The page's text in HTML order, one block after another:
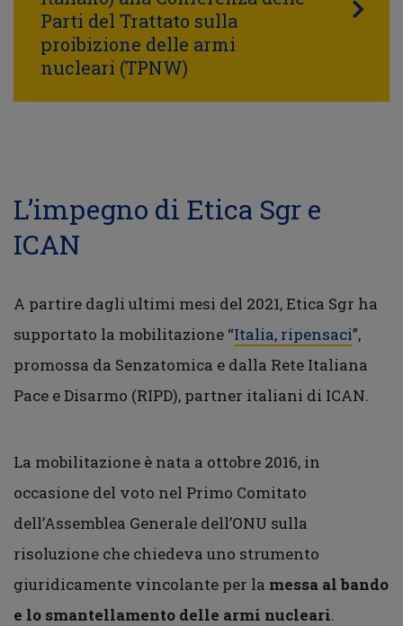
Parti del Trattato sulla
proibizione delle armi
nucleari (TPNW)
L’impegno di Etica Sgr e
ICAN
A partire dagli ultimi mesi del 2021, Etica Sgr ha
supportato la mobilitazione “Italia, ripensaci”,
promossa da Senzatomica e dalla Rete Italiana
Pace e Disarmo (RIPD), partner italiani di ICAN.
La mobilitazione è nata a ottobre 2016, in
occasione del voto nel Primo Comitato
dell’Assemblea Generale dell’ONU sulla
risoluzione che chiedeva uno strumento
giuridicamente vincolante per la messa al bando
e lo smantellamento delle armi nucleari.